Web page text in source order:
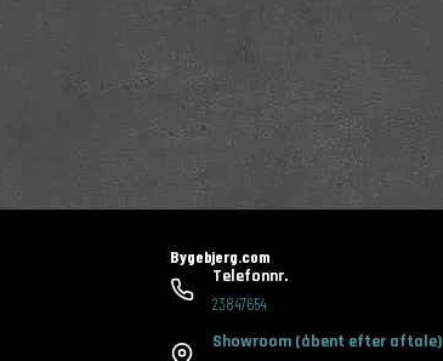
Bygebjerg.com
Telefonnr.
23847654
Showroom (åbent efter aftale)